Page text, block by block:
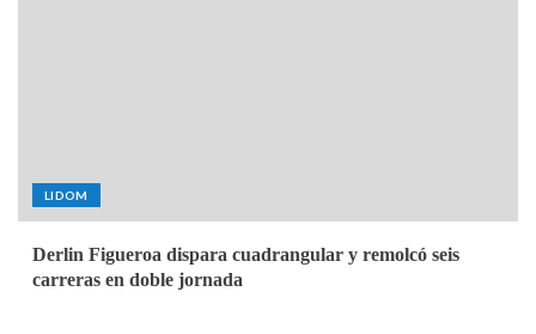
LIDOM
Derlin Figueroa dispara cuadrangular y remolcó seis
carreras en doble jornada